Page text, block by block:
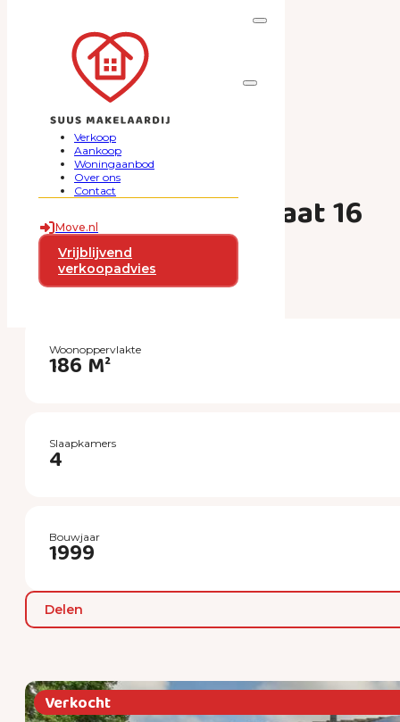
Verkoop
Aankoop
Woningaanbod
Over ons
Contact
Move.nl
Vrijblijvend
verkoopadvies
Johan Fabriciusstraat 16
€ 625.000k.k.
Woonoppervlakte
186 M²
Slaapkamers
4
Bouwjaar
1999
Delen
Verkocht